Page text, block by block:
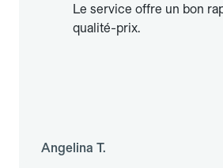
Le service offre un bon
qualité-prix.
Angelina T.